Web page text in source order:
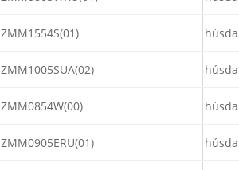
ZMM1554S(01)
ZMM1005SUA(02)
ZMM0854W(00)
ZMM0905ERU(01)